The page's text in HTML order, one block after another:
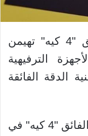
أصبحت تقنية الوضوح الفائق "4 كيه" تهيمن
الترفيهية
الدقة الفائقة
ولكن ماذا تعني دقة الوضوح الفائق "4 كيه" في